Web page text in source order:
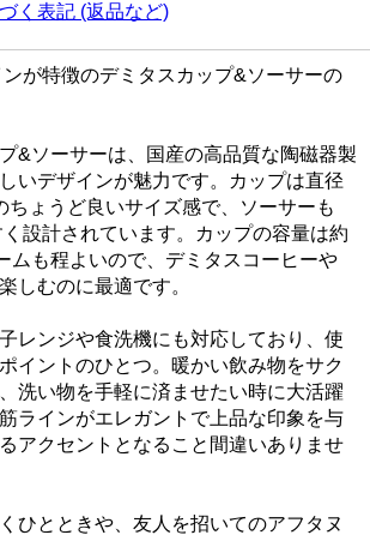
く表記 (返品など)
が特徴のデミタスカップ&ソーサーの
&ソーサーは、国産の高品質な陶磁器製
いデザインが魅力です。カップは直径
ちょうど良いサイズ感で、ソーサーも
設計されています。カップの容量は約
ムも程よいので、デミタスコーヒーや
しむのに最適です。
レンジや食洗機にも対応しており、使
イントのひとつ。暖かい飲み物をサク
洗い物を手軽に済ませたい時に大活躍
ラインがエレガントで上品な印象を与
アクセントとなること間違いありませ
ひとときや、友人を招いてのアフタヌ